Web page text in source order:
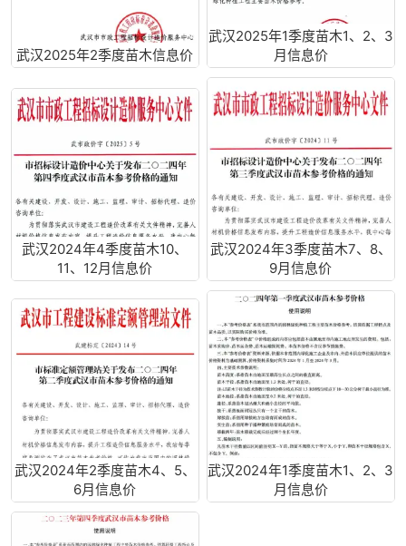
武汉2025年2季度苗木信息价
武汉2025年1季度苗木1、2、3
月信息价
武汉2024年4季度苗木10、
11、12月信息价
武汉2024年3季度苗木7、8、
9月信息价
武汉2024年2季度苗木4、5、
6月信息价
武汉2024年1季度苗木1、2、3
月信息价